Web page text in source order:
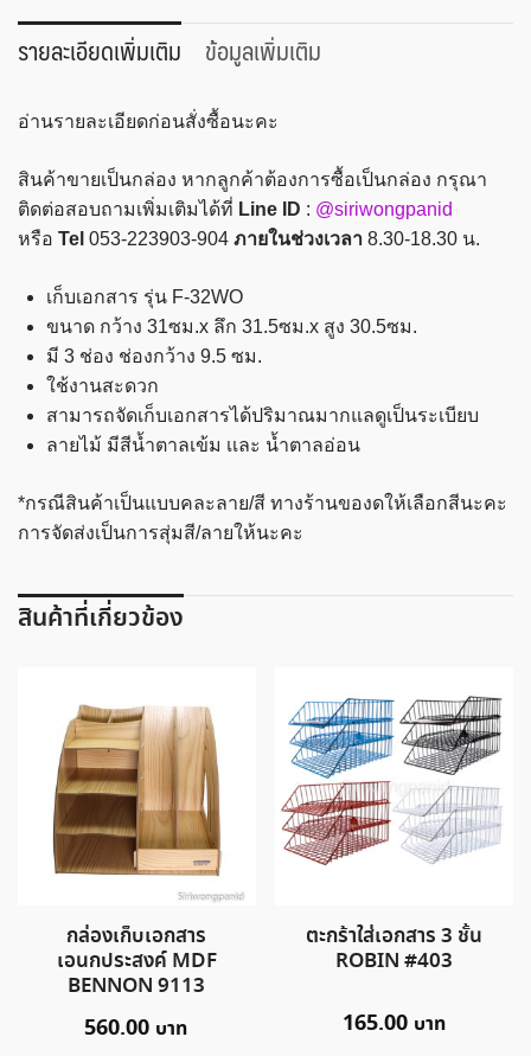
เอกสาร
W*D*H
cm.
คละ
สี
ไทย-
3ช่อง
รุ่น
F-
32WO
ชิ้น
รายละเอียดเพิ่มเติม ข้อมูลเพิ่มเติม
อ่านรายละเอียดก่อนสั่งซื้อนะคะ
สินค้าขายเป็นกล่อง หากลูกค้าต้องการซื้อเป็นกล่อง กรุณา
ติดต่อสอบถามเพิ่มเติมได้ที่ Line ID : @siriwongpanid
หรือ Tel 053-223903-904 ภายในช่วงเวลา 8.30-18.30 น.
เก็บเอกสาร รุ่น F-32WO
ขนาด กว้าง 31ซม.x ลึก 31.5ซม.x สูง 30.5ซม.
มี 3 ช่อง ช่องกว้าง 9.5 ซม.
ใช้งานสะดวก
สามารถจัดเก็บเอกสารได้ปริมาณมากแลดูเป็นระเบียบ
ลายไม้ มีสีน้ำตาลเข้ม เเละ น้ำตาลอ่อน
*กรณีสินค้าเป็นแบบคละลาย/สี ทางร้านของดให้เลือกสีนะคะ
การจัดส่งเป็นการสุ่มสี/ลายให้นะคะ
สินค้าที่เกี่ยวข้อง
กล่องเก็บเอกสาร
เอนกประสงค์ MDF
BENNON 9113
560.00
ตะกร้าใส่เอกสาร 3 ชั้น
ROBIN #403
165.00